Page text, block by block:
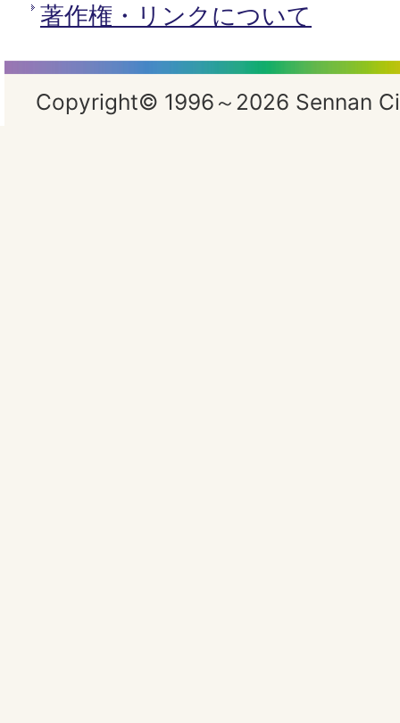
著作権・リンクについて
Copyright© 1996～2026 Sennan